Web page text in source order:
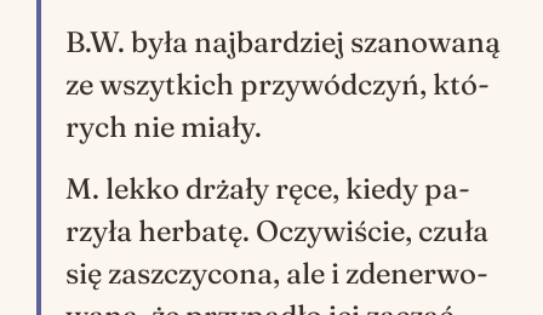
B.W. była naj­bar­dziej sza­no­wa­ną
ze wszyt­kich przy­wód­czyń, któ­
rych nie mia­ły.
M. lek­ko drża­ły ręce, kie­dy pa­
rzy­ła her­ba­tę. Oczy­wi­ście, czu­ła
się za­szczy­co­na, ale i zde­ner­wo­